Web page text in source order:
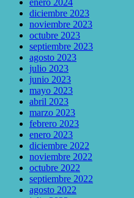
enero 2024
diciembre 2023
noviembre 2023
octubre 2023
septiembre 2023
agosto 2023
julio 2023
junio 2023
mayo 2023
abril 2023
marzo 2023
febrero 2023
enero 2023
diciembre 2022
noviembre 2022
octubre 2022
septiembre 2022
agosto 2022